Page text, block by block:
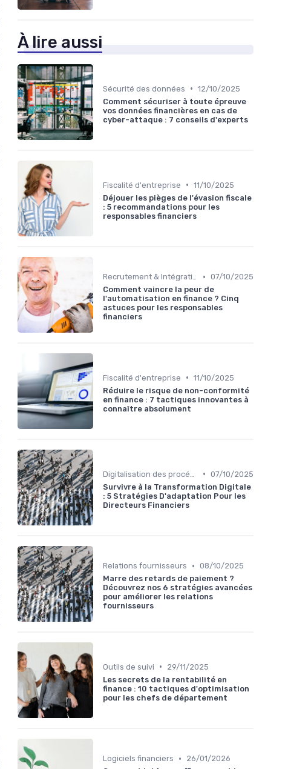
À lire aussi
Sécurité des données • 12/10/2025
Comment sécuriser à toute épreuve
vos données financières en cas de
cyber-attaque : 7 conseils d'experts
Fiscalité d'entreprise • 11/10/2025
Déjouer les pièges de l'évasion fiscale
: 5 recommandations pour les
responsables financiers
Recrutement & Intégration • 07/10/2025
Comment vaincre la peur de
l'automatisation en finance ? Cinq
astuces pour les responsables
financiers
Fiscalité d'entreprise • 11/10/2025
Réduire le risque de non-conformité
en finance : 7 tactiques innovantes à
connaître absolument
• 07/10/2025
Survivre à la Transformation Digitale
: 5 Stratégies D'adaptation Pour les
Directeurs Financiers
Relations fournisseurs • 08/10/2025
Marre des retards de paiement ?
Découvrez nos 6 stratégies avancées
pour améliorer les relations
fournisseurs
Outils de suivi •
29/11/2025
Les secrets de la rentabilité en
finance : 10 tactiques d'optimisation
pour les chefs de département
Logiciels financiers •
26/01/2026